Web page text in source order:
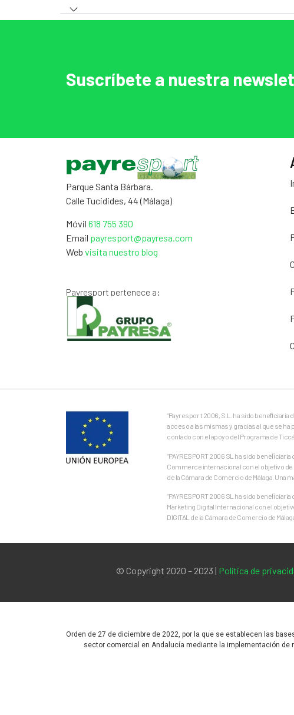
Suscríbete a nuestra
Parque Santa Bárbara.
Calle Tucidides, 44 (Málaga)
Móvil 618 755 390
Email payresport@payresa.com
Web visita nuestro blog
Payresport pertenece a:
“Payrespor t 2006, S.L. ha sido
acceso a las mismas y gracias al que se
contado con el apoyo del Programa de
“PAYRESPORT 2006 SL ha sido
Commerce internacional con el objetivo
de la Cámara de Comercio de Málaga. Una
“PAYRESPORT 2006 SL ha sido
Marketing Digital Internacional con el
DIGITAL de la Cámara de Comercio de
© Copyright 2020 – 2023 | Política de
Orden de 27 de diciembre de 2022, por la que se establecen las
sector comercial en Andalucía mediante la implementación de